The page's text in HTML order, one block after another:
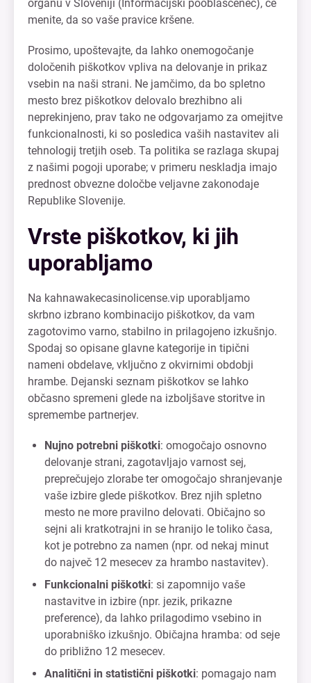
organu v Sloveniji (Informacijski pooblaščenec), če
menite, da so vaše pravice kršene.
Prosimo, upoštevajte, da lahko onemogočanje
določenih piškotkov vpliva na delovanje in prikaz
vsebin na naši strani. Ne jamčimo, da bo spletno
mesto brez piškotkov delovalo brezhibno ali
neprekinjeno, prav tako ne odgovarjamo za omejitve
funkcionalnosti, ki so posledica vaših nastavitev ali
tehnologij tretjih oseb. Ta politika se razlaga skupaj
z našimi pogoji uporabe; v primeru neskladja imajo
prednost obvezne določbe veljavne zakonodaje
Republike Slovenije.
Vrste piškotkov, ki jih
uporabljamo
Na kahnawakecasinolicense.vip uporabljamo
skrbno izbrano kombinacijo piškotkov, da vam
zagotovimo varno, stabilno in prilagojeno izkušnjo.
Spodaj so opisane glavne kategorije in tipični
nameni obdelave, vključno z okvirnimi obdobji
hrambe. Dejanski seznam piškotkov se lahko
občasno spremeni glede na izboljšave storitve in
spremembe partnerjev.
Nujno potrebni piškotki: omogočajo osnovno
delovanje strani, zagotavljajo varnost sej,
preprečujejo zlorabe ter omogočajo shranjevanje
vaše izbire glede piškotkov. Brez njih spletno
mesto ne more pravilno delovati. Običajno so
sejni ali kratkotrajni in se hranijo le toliko časa,
kot je potrebno za namen (npr. od nekaj minut
do največ 12 mesecev za hrambo nastavitev).
Funkcionalni piškotki: si zapomnijo vaše
nastavitve in izbire (npr. jezik, prikazne
preference), da lahko prilagodimo vsebino in
uporabniško izkušnjo. Običajna hramba: od seje
do približno 12 mesecev.
Analitični in statistični piškotki: pomagajo nam